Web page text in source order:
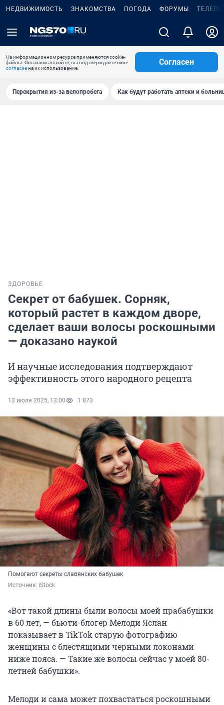
НЕДВИЖИМОСТЬ ЗНАКОМСТВА ПОГОДА ФОРУМЫ
На информационном ресурсе применяются cookie-
файлы. Оставаясь на сайте, вы подтверждаете свое
согласиена их использование.
Согласен
Перекрытия из-за велопробега Как будут работать аптеки и
ЗДОРОВЬЕ
Секрет от бабушек. Сорняк,
который растет в каждом дворе,
сделает ваши волосы роскошными
— доказано наукой
И научные исследования подтверждают
эффективность этого народного рецепта
13 июля 2025, 13:00 1 873
Помогают секреты славянских бабушек
Источник: iStock
«Вот такой длины были волосы моей прабабушки
в 60 лет, — бьюти-блогер Мелоди Яслан
показывает в TikTok старую фотографию
женщины с блестящими черными локонами
ниже пояса. — Такие же волосы сейчас у моей 80-
летней бабушки».
Мелоди и сама может похвастаться роскошными